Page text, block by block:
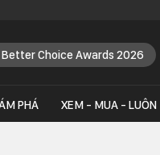
Better Choice Awards 2026
PHÁ XEM - MUA - LUÔN